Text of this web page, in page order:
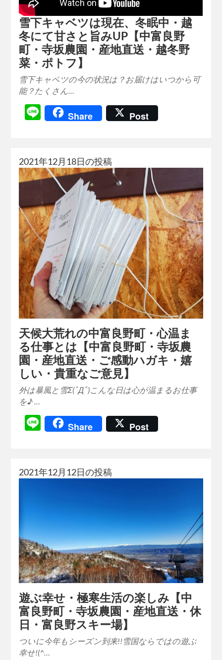
雪下キャベツは現在、冬眠中・越
冬にて甘さと旨みUP【中富良野
町・寺坂農園・産地直送・越冬野
菜・ポトフ】
雪下キャベツの今の状況は？お届けはいつから可
能？たくさん…
LineShare Post
2021年12月18日の投稿
天候大荒れの中富良野町・心温ま
る仕事とは【中富良野町・寺坂農
園・産地直送・ご感動ハガキ・嬉
しい・貴重なご意見】
外は暴風と雪Σ(ﾟДﾟ)こんな日は心が温まるお仕事
を♪ …
LineShare Post
2021年12月12日の投稿
遊ぶ幸せ・極寒生活の楽しみ【中
富良野町・寺坂農園・産地直送・休
日・富良野スキー場】
ついに今年もシーズン到来!!雪国ならではの遊ぶ
幸せ!(^…